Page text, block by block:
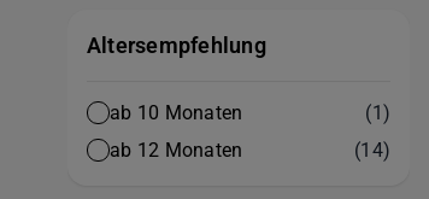
Altersempfehlung
ab 10 Monaten (1)
ab 12 Monaten
(14)